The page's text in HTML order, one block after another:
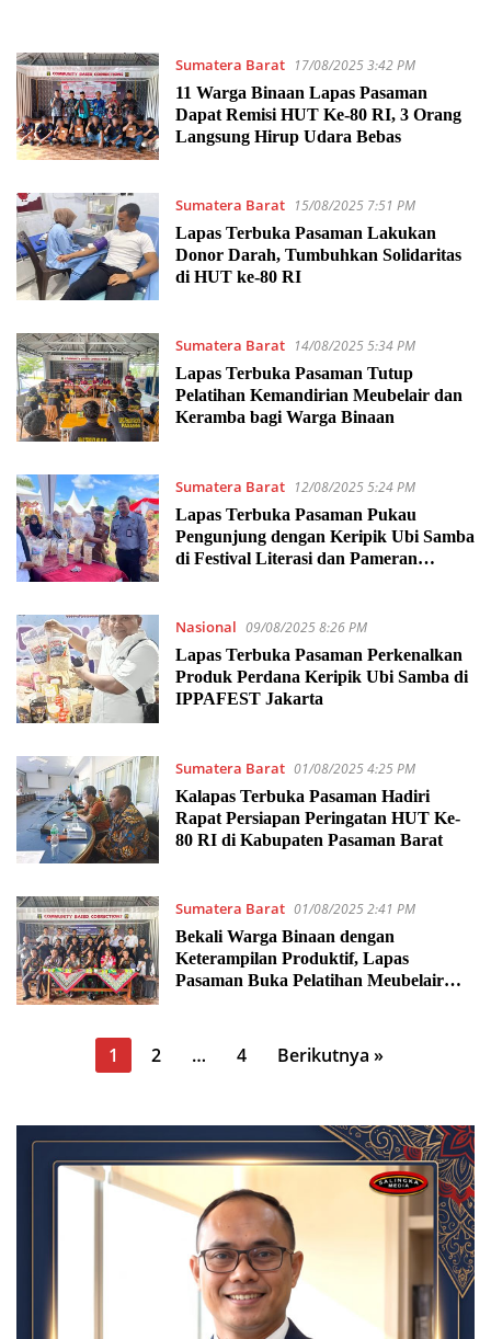
Sumatera Barat
17/08/2025 3:42 PM
11 Warga Binaan Lapas Pasaman
Dapat Remisi HUT Ke-80 RI, 3 Orang
Langsung Hirup Udara Bebas
Sumatera Barat
15/08/2025 7:51 PM
Lapas Terbuka Pasaman Lakukan
Donor Darah, Tumbuhkan Solidaritas
di HUT ke-80 RI
Sumatera Barat
14/08/2025 5:34 PM
Lapas Terbuka Pasaman Tutup
Pelatihan Kemandirian Meubelair dan
Keramba bagi Warga Binaan
Sumatera Barat
12/08/2025 5:24 PM
Lapas Terbuka Pasaman Pukau
Pengunjung dengan Keripik Ubi Samba
di Festival Literasi dan Pameran
Nasional 09/08/2025 8:26 PM
Lapas Terbuka Pasaman Perkenalkan
Produk Perdana Keripik Ubi Samba di
IPPAFEST Jakarta
Sumatera Barat 01/08/2025 4:25 PM
Kalapas Terbuka Pasaman Hadiri
Rapat Persiapan Peringatan HUT Ke-
80 RI di Kabupaten Pasaman Barat
Sumatera Barat 01/08/2025 2:41 PM
Bekali Warga Binaan dengan
Keterampilan Produktif, Lapas
Pasaman Buka Pelatihan Meubelair
1 2 … 4 Berikutnya »